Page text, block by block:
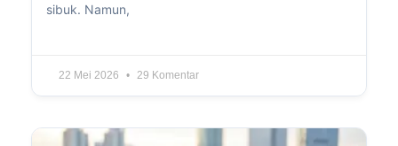
sibuk. Namun,
22 Mei 2026 29 Komentar